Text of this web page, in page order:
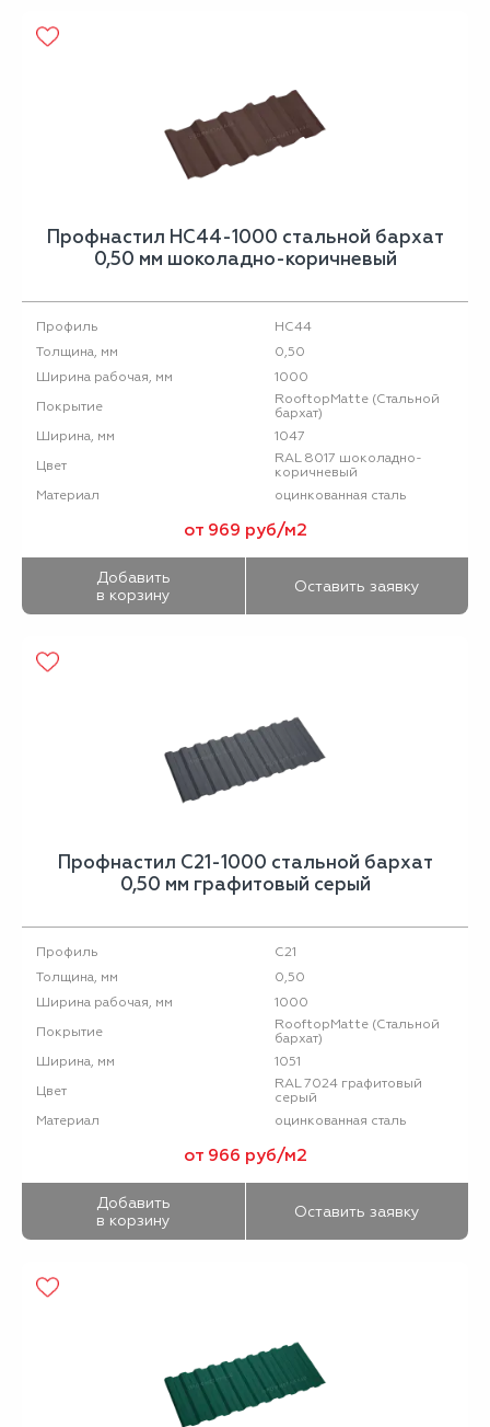
Профнастил НС44-1000 стальной бархат
0,50 мм шоколадно-коричневый
Профиль
НС44
Толщина, мм
0,50
Ширина рабочая, мм
1000
Покрытие
RooftopMatte (Стальной
бархат)
Ширина, мм
1047
Цвет
RAL 8017 шоколадно-
коричневый
Материал
оцинкованная сталь
от 969 руб/м2
Добавить
в корзину
Оставить заявку
Профнастил С21-1000 стальной бархат
0,50 мм графитовый серый
Профиль
С21
Толщина, мм
0,50
Ширина рабочая, мм
1000
Покрытие
RooftopMatte (Стальной
бархат)
Ширина, мм
1051
Цвет
RAL 7024 графитовый
серый
Материал
оцинкованная сталь
от 966 руб/м2
Добавить
в корзину
Оставить заявку